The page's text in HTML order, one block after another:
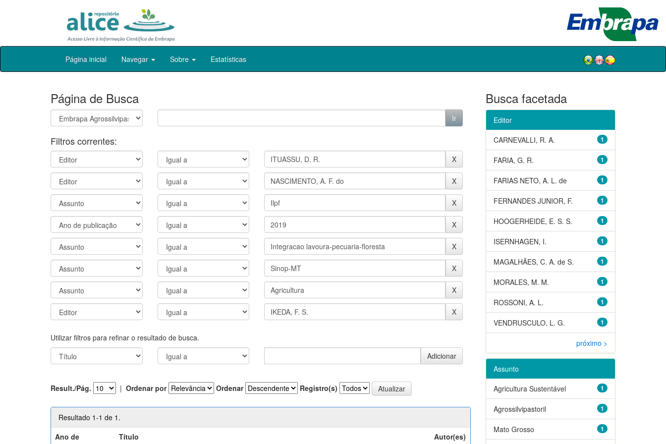
Skip
Página inicial Navegar Sobre Estatísticas
Página de Busca
Filtros correntes:
Utilizar filtros para refinar o resultado de busca.
Result./Pág. | Ordenar por Ordenar Registro(s)
Resultado 1-1 de 1.
Ano de
Título Autor(es)
Busca facetada
Editor
1
CARNEVALLI, R. A.
1
FARIA, G. R.
1
FARIAS NETO, A. L. de
1
FERNANDES JUNIOR, F.
1
HOOGERHEIDE, E. S. S.
1
ISERNHAGEN, I.
1
MAGALHÃES, C. A. de S.
1
MORALES, M. M.
1
ROSSONI, A. L.
1
VENDRUSCULO, L. G.
próximo >
Assunto
1
Agricultura Sustentável
1
Agrossilvipastoril
1
Mato Grosso